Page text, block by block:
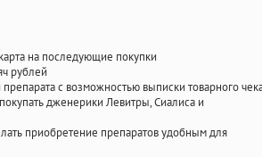
на последующие покупки
рублей
с возможностью выписки товарного
дженерики Левитры, Сиалиса и
приобретение препаратов удобным для